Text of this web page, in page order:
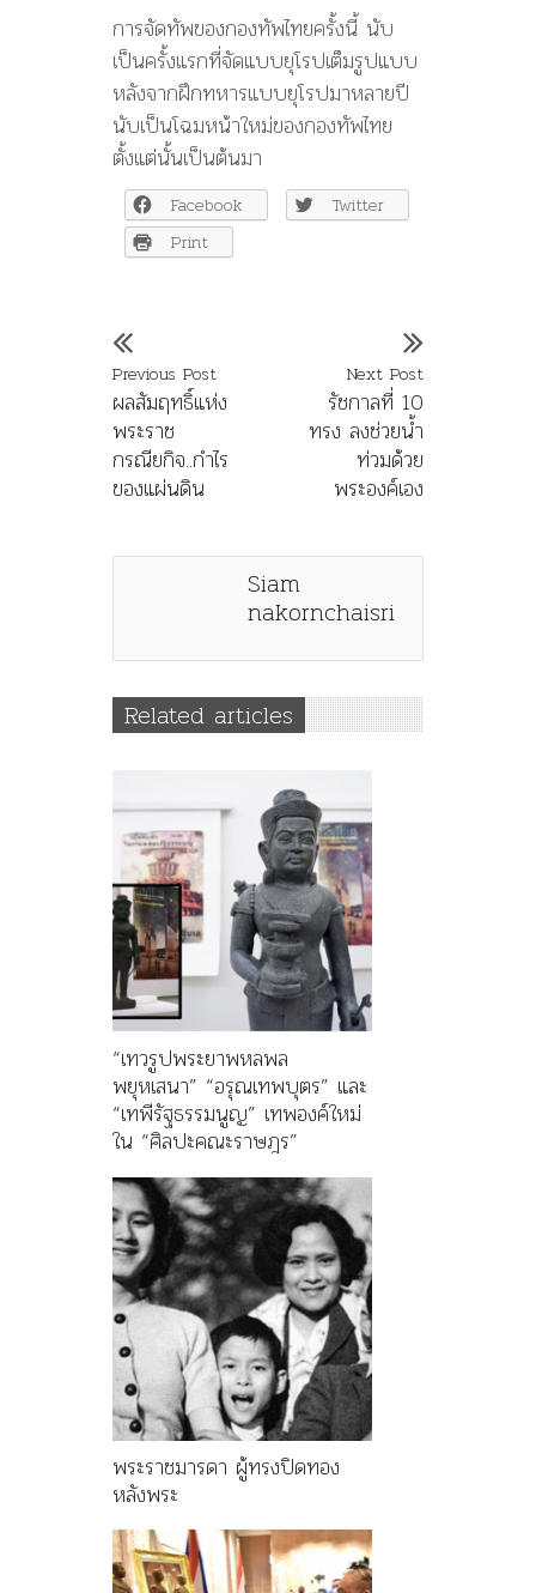
การจัดทัพของกองทัพไทยครั้งนี้ นับ
เป็นครั้งแรกที่จัดแบบยุโรปเต็มรูปแบบ
หลังจากฝึกทหารแบบยุโรปมาหลายปี
นับเป็นโฉมหน้าใหม่ของกองทัพไทย
ตั้งแต่นั้นเป็นต้นมา
Facebook
Twitter
Print
Previous Post
ผลสัมฤทธิ์แห่ง
พระราช
กรณียกิจ..กำไร
ของแผ่นดิน
Next Post
รัชกาลที่ 10
ทรง ลงช่วยน้ำ
ท่วมด้วย
พระองค์เอง
Siam
nakornchaisri
Related articles
“เทวรูปพระยาพหลพล
พยุหเสนา” “อรุณเทพบุตร” และ
“เทพีรัฐธรรมนูญ” เทพองค์ใหม่
ใน “ศิลปะคณะราษฎร”
พระราชมารดา ผู้ทรงปิดทอง
หลังพระ